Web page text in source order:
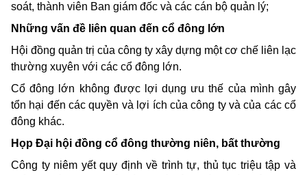
soát, thành viên Ban giám đốc và các cán bộ quản lý;
Những vấn đề liên quan đến cổ đông lớn
Hội đồng quản trị của công ty xây dựng một cơ chế liên lạc
thường xuyên với các cổ đông lớn.
Cổ đông lớn không được lợi dụng ưu thế của mình gây
tổn hại đến các quyền và lợi ích của công ty và của các cổ
đông khác.
Họp Đại hội đồng cổ đông thường niên, bất thường
Công ty niêm yết quy định về trình tự, thủ tục triệu tập và